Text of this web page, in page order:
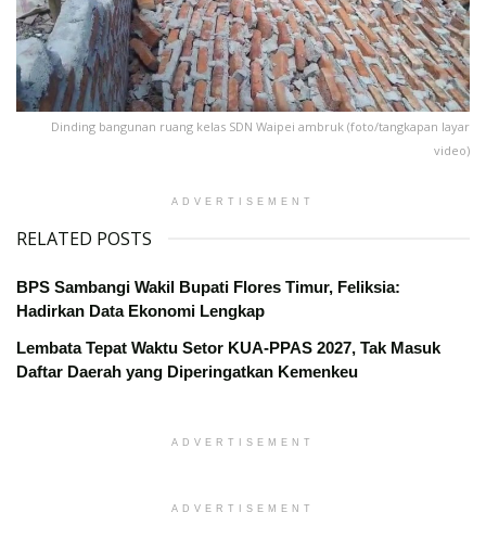
Dinding bangunan ruang kelas SDN Waipei ambruk (foto/tangkapan layar
video)
ADVERTISEMENT
RELATED POSTS
BPS Sambangi Wakil Bupati Flores Timur, Feliksia:
Hadirkan Data Ekonomi Lengkap
Lembata Tepat Waktu Setor KUA-PPAS 2027, Tak Masuk
Daftar Daerah yang Diperingatkan Kemenkeu
ADVERTISEMENT
ADVERTISEMENT